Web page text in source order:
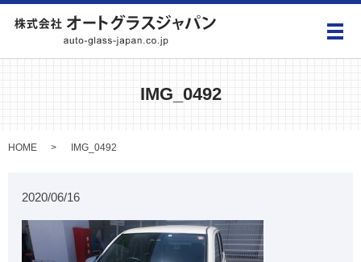
メ
IMG_0492
HOME IMG_0492
2020/06/16